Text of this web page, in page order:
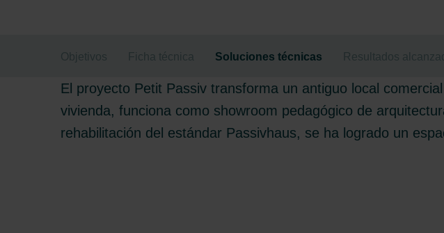
Objetivos Ficha técnica Soluciones técnicas Resultados
El proyecto Petit Passiv transforma un antiguo local
vivienda, funciona como showroom pedagógico de
rehabilitación del estándar Passivhaus, se ha logrado un